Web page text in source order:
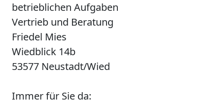
betrieblichen Aufgaben
Vertrieb und Beratung
Friedel Mies
Wiedblick 14b
53577 Neustadt/Wied
Immer für Sie da: